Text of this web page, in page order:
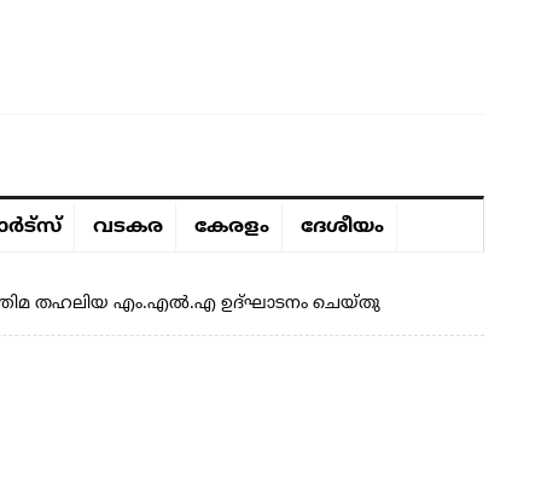
വടകര കേരളം ദേശീയം
തഹലിയ എം.എൽ.എ ഉദ്ഘാടനം ചെയ്തു